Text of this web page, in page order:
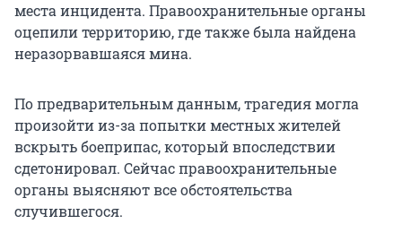
места инцидента. Правоохранительные органы
оцепили территорию, где также была найдена
неразорвавшаяся мина.
По предварительным данным, трагедия могла
произойти из-за попытки местных жителей
вскрыть боеприпас, который впоследствии
сдетонировал. Сейчас правоохранительные
органы выясняют все обстоятельства
случившегося.